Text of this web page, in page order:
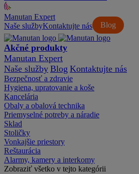
Manutan Expert
Naše služby
Blog
Kontaktujte nás
Akčné produkty
Manutan Expert
Naše služby Blog Kontaktujte nás
Bezpečnosť a zdravie
Hygiena, upratovanie a koše
Kancelária
Obaly a obalová technika
Priemyselné potreby a náradie
Sklad
Stoličky
Vonkajšie priestory
Reštaurácia
Alarmy, kamery a interkomy
Zobraziť všetko v tejto kategórii